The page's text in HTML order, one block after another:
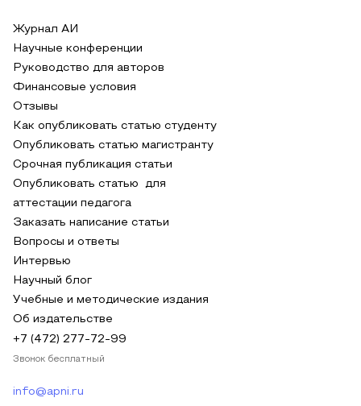
Журнал АИ
Научные конференции
Руководство для авторов
Финансовые условия
Отзывы
Как опубликовать статью студенту
Опубликовать статью магистранту
Срочная публикация статьи
Опубликовать статью для
аттестации педагога
Заказать написание статьи
Вопросы и ответы
Интервью
Научный блог
Учебные и методические издания
Об издательстве
+7 (472) 277-72-99
Звонок бесплатный
info@apni.ru